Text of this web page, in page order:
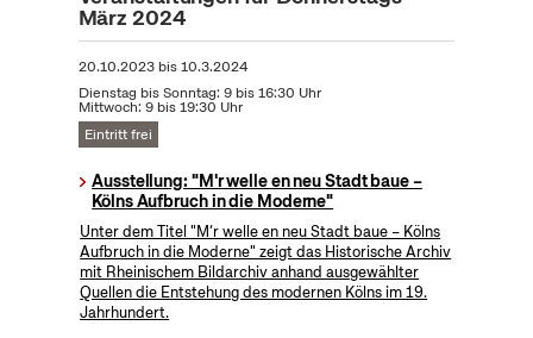
März 2024
20.10.2023bis10.3.2024
Dienstag bis Sonntag: 9 bis 16:30 Uhr
Mittwoch: 9 bis 19:30 Uhr
Eintritt frei
Ausstellung: "M'r welle en neu Stadt baue –
Kölns Aufbruch in die Moderne"
Unter dem Titel "M’r welle en neu Stadt baue – Kölns
Aufbruch in die Moderne" zeigt das Historische Archiv
mit Rheinischem Bildarchiv anhand ausgewählter
Quellen die Entstehung des modernen Kölns im 19.
Jahrhundert.